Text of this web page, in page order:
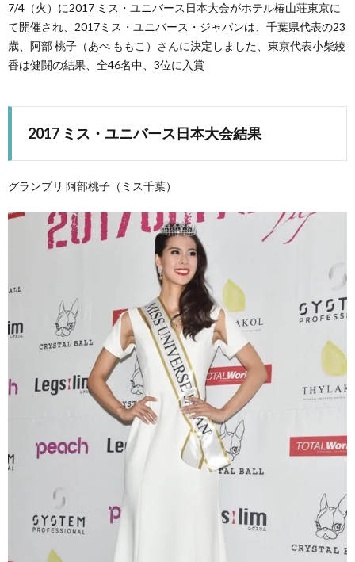
7/4（火）に2017 ミス・ユニバース日本大会がホテル椿山荘東京に
て開催され、2017ミス・ユニバース・ジャパンは、千葉県代表の23
歳、阿部 桃子（あべ ももこ）さんに決定しました、東京代表小柴綾
香は健闘の結果、全46名中、3位に入賞
2017 ミス・ユニバース日本大会結果
グランプリ 阿部桃子（ミス千葉）